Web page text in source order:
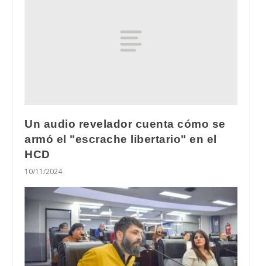
Un audio revelador cuenta cómo se
armó el "escrache libertario" en el
HCD
10/11/2024